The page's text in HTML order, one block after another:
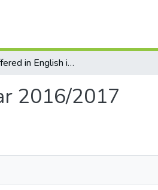
Courses offered in English in the academic year 2016/2017
2016/2017